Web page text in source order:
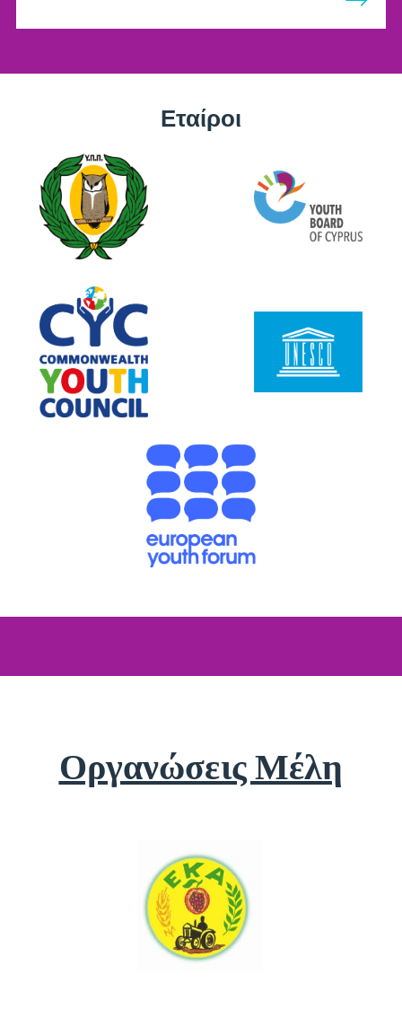
Εταίροι
Οργανώσεις Μέλη